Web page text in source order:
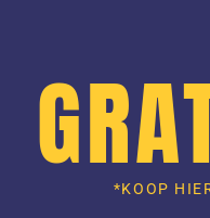
*KOOP